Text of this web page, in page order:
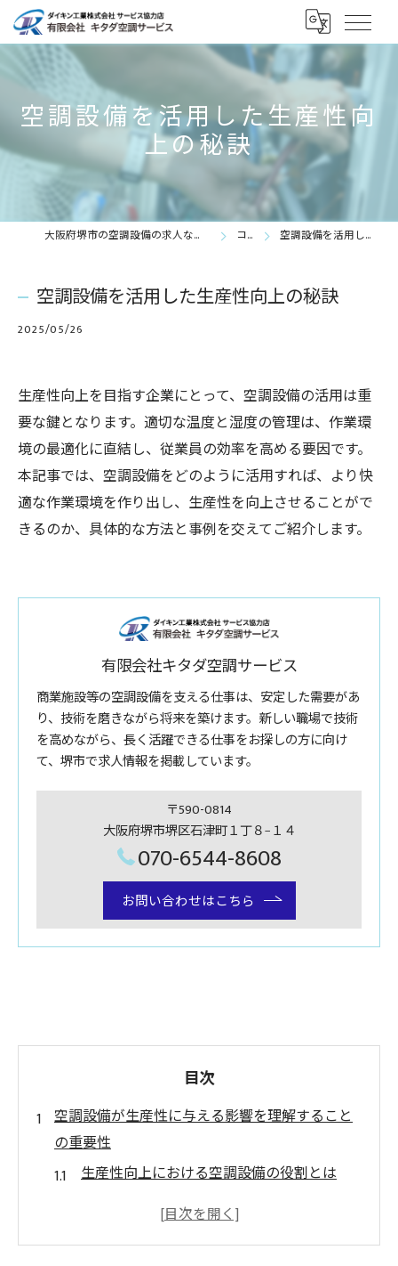
空調設備を活用した生産性向
上の秘訣
大阪府堺市の空調設備の求人なら有限会社キタダ空調サービス コラム 空調設備を活用した生産性向上の秘訣
空調設備を活用した生産性向上の秘訣
2025/05/26
生産性向上を目指す企業にとって、空調設備の活用は重
要な鍵となります。適切な温度と湿度の管理は、作業環
境の最適化に直結し、従業員の効率を高める要因です。
本記事では、空調設備をどのように活用すれば、より快
適な作業環境を作り出し、生産性を向上させることがで
きるのか、具体的な方法と事例を交えてご紹介します。
有限会社キタダ空調サービス
商業施設等の空調設備を支える仕事は、安定した需要があ
り、技術を磨きながら将来を築けます。新しい職場で技術
を高めながら、長く活躍できる仕事をお探しの方に向け
て、堺市で求人情報を掲載しています。
〒590-0814
大阪府堺市堺区石津町１丁８−１４
070-6544-8608
お問い合わせはこちら
目次
空調設備が生産性に与える影響を理解すること
の重要性
生産性向上における空調設備の役割とは
作業環境と空調設備の相関関係を解明する